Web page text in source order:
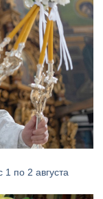
по 2 августа